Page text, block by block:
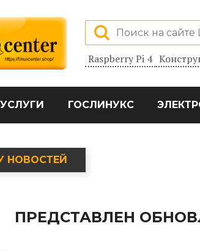
Raspberry Pi 4
УСЛУГИ ГОСЛИНУКС
НОВОСТЕЙ
ПРЕДСТАВЛЕН